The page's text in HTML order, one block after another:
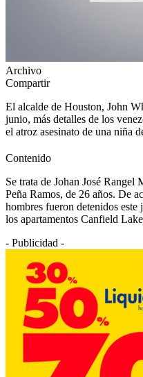
Archivo
Compartir
El alcalde de Houston, John
junio, más detalles de los
el atroz asesinato de una niña
Contenido
Se trata de Johan José
Peña Ramos, de 26 años. De
hombres fueron detenidos
los apartamentos Canfield
- Publicidad -